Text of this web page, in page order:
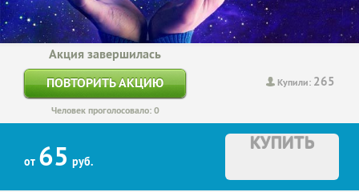
Купили: 265
Акция завершилась
ПОВТОРИТЬ АКЦИЮ
Человек проголосовало: 0
от 65 руб.
КУПИТЬ